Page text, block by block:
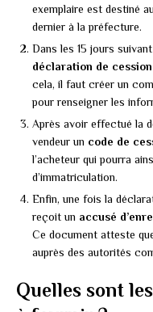
exemplaire est destiné
dernier à la préfecture.
Dans les 15 jours
déclaration de
cela, il faut créer un
pour renseigner les
Après avoir effectué la
vendeur un code de
l’acheteur qui pourra
d’immatriculation.
Enfin, une fois la
reçoit un accusé
Ce document atteste
auprès des autorités
Quelles sont